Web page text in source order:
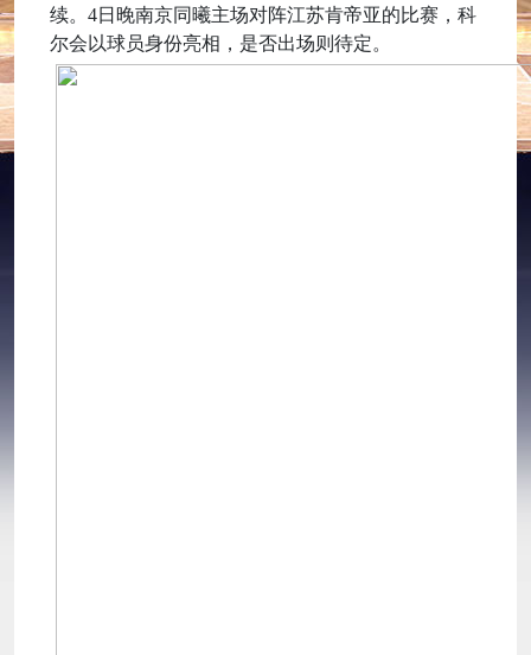
续。4日晚南京同曦主场对阵江苏肯帝亚的比赛，科
尔会以球员身份亮相，是否出场则待定。